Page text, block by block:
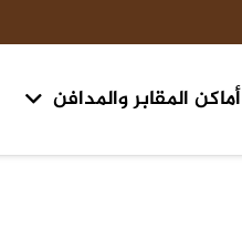
أماكن المقابر والمدافن